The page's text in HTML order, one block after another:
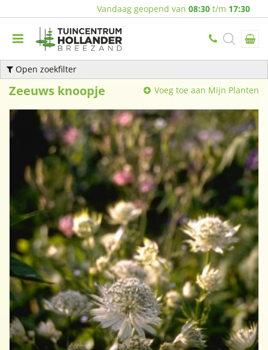
Vandaag geopend van 08:30 t/m 17:30
Open zoekfilter
Zeeuws knoopje Voeg toe aan Mijn Planten